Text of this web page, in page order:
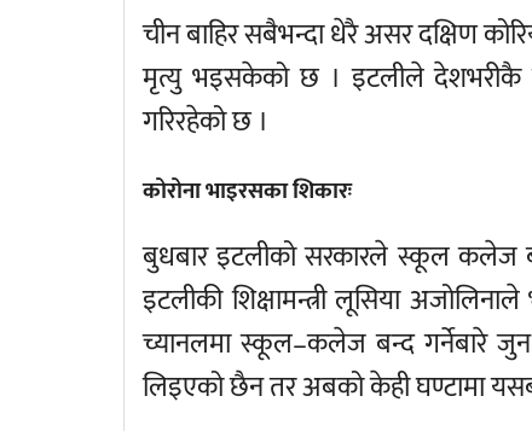
चीन बाहिर सबैभन्दा धेरै असर दक्षिण
मृत्यु भइसकेको छ । इटलीले देशभरीकै
गरिरहेको छ ।
कोरोना भाइरसका शिकारः
बुधबार इटलीको सरकारले स्कूल कलेज
इटलीकी शिक्षामन्त्री लूसिया
च्यानलमा स्कूल–कलेज बन्द गर्नेबारे
लिइएको छैन तर अबको केही घण्टामा